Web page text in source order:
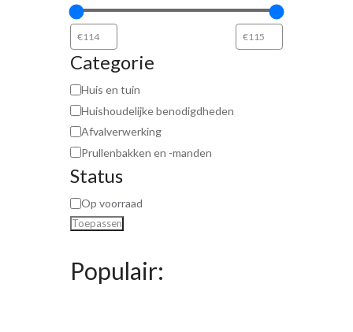
Categorie
Huis en tuin
Huishoudelijke benodigdheden
Afvalverwerking
Prullenbakken en -manden
Status
Op voorraad
Toepassen
Populair: